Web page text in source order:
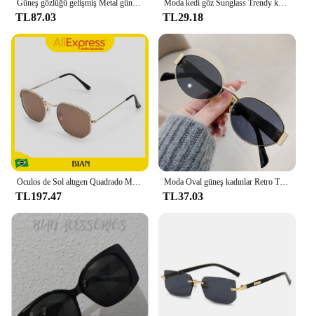
Güneş gözlüğü gelişmiş Metal güneş gözlüğü moda Oval gözlük marka tasarımcısı Vintage güneş gözlüğü yüksek miktar Oculos De Sol 2024
TL87.03
Moda kedi göz Sunglass Trendy kadın gözlük lüks düzensiz çerçeve popüler kadınlar seyahat güneş gözlüğü ultraviyole dayanıklı
TL29.18
Óculos de Sol altıgen Quadrado Masculino Feminino Vintage moda. Elegante, Moderno, Versátil - Envio Rápido para o Brasil
TL197.47
Moda Oval güneş kadınlar Retro Trend açık Metal güneş gözlüğü yüksek kalite klasik erkekler lüks marka gözlük UV400 gözlük
TL37.03